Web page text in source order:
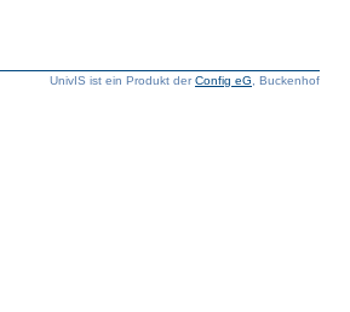
UnivIS ist ein Produkt derConfig eG , Buckenhof